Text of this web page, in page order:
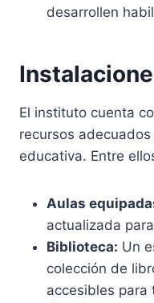
desarrollen
El instituto cuenta
recursos
educativa. Entre
Aulas
actualizada
Biblioteca: Un
colección de
accesibles para